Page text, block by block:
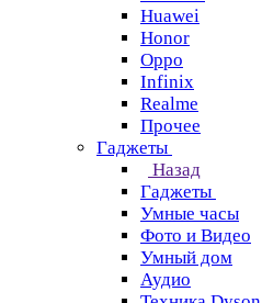
Huawei
Honor
Oppo
Infinix
Realme
Прочее
Гаджеты
Назад
Гаджеты
Умные часы
Фото и Видео
Умный дом
Аудио